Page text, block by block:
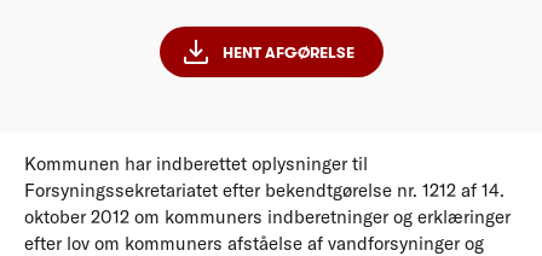
HENT AFGØRELSE
Kommunen har indberettet oplysninger til
Forsyningssekretariatet efter bekendtgørelse nr. 1212 af 14.
oktober 2012 om kommuners indberetninger og erklæringer
efter lov om kommuners afståelse af vandforsyninger og